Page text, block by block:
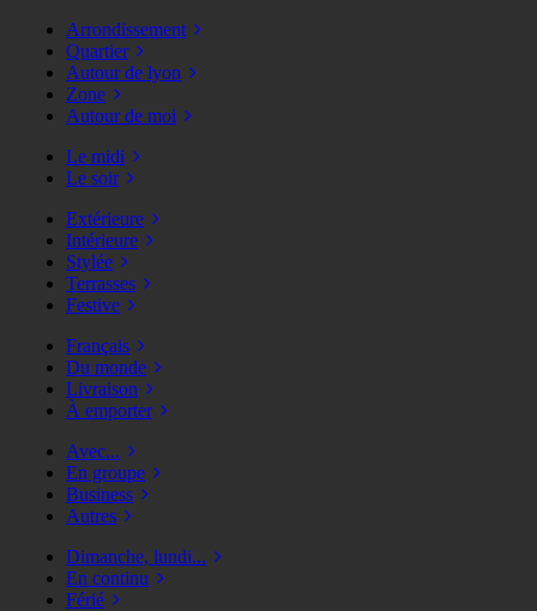
Arrondissement
Quartier
Autour de lyon
Zone
Autour de moi
Le midi
Le soir
Extérieure
Intérieure
Stylée
Terrasses
Festive
Français
Du monde
Livraison
À emporter
Avec...
En groupe
Business
Autres
Dimanche, lundi...
En continu
Férié